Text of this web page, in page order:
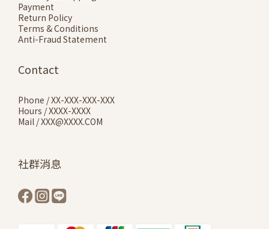
Payment
Return Policy
Terms & Conditions
Anti-Fraud Statement
Contact
Phone / XX-XXX-XXX-XXX
Hours / XXXX-XXXX
Mail / XXX@XXXX.COM
社群消息